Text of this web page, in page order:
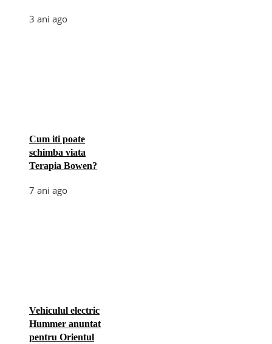
3 ani ago
Cum iti poate
schimba viata
Terapia Bowen?
7 ani ago
Vehiculul electric
Hummer anuntat
pentru Orientul